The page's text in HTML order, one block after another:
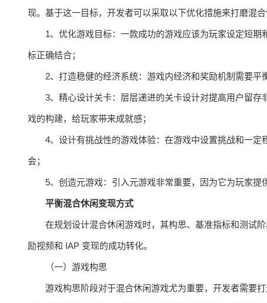
现。基于这一目标，开发者可以采取以下优化措施来打磨混合
1、优化游戏目标：一款成功的游戏应该为玩家设定短
标正确结合；
2、打造稳健的经济系统：游戏内经济和奖励机制需要平
3、精心设计关卡：层层递进的关卡设计对提高用户留
戏的构建，给玩家带来成就感；
4、设计有挑战性的游戏体验：在游戏中设置挑战和一
会；
5、创造元游戏：引入元游戏非常重要，因为它为玩家提
平衡混合休闲变现方式
在规划设计混合休闲游戏时，其构思、基准指标和测试
励视频和 IAP 变现的成功转化。
（一）游戏构思
游戏构思阶段对于混合休闲游戏尤为重要，开发者需要